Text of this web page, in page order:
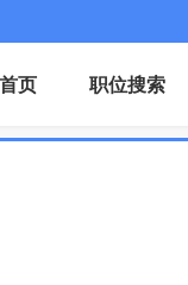
首页 职位搜索